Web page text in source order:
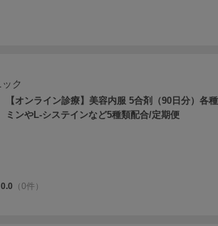
ク
【オンライン診療】美容内服 5合剤（90日分）各
ミンやL-システインなど5種類配合/定期便
0.0 （0件）